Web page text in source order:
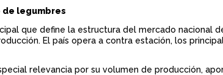
de legumbres
que define la estructura del mercado nacional
El país opera a contra estación, los
relevancia por su volumen de producción,